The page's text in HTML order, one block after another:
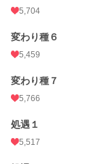
5,704
変わり種６
5,459
変わり種７
5,766
処遇１
5,517